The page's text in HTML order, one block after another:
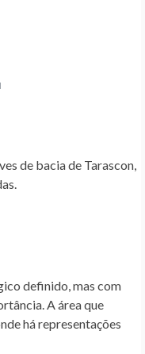
de bacia de Tarascon,
definido, mas com
A área que
há representações